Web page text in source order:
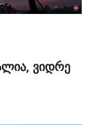
ვიდრე